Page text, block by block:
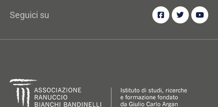
Seguici su